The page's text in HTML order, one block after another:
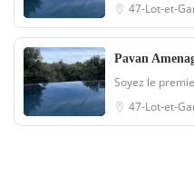
47-Lot-et-
Pavan
Soyez le
47-Lot-et-